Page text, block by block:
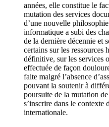
années, elle constitue le
mutation des services
d’une nouvelle
informatique a subi des
de la dernière décennie et
certains sur les ressources
définitive, sur les services
effectuée de façon
faite malgré l’absence
pouvant la soutenir à
poursuite de la mutation
s’inscrire dans le contexte
internationale.